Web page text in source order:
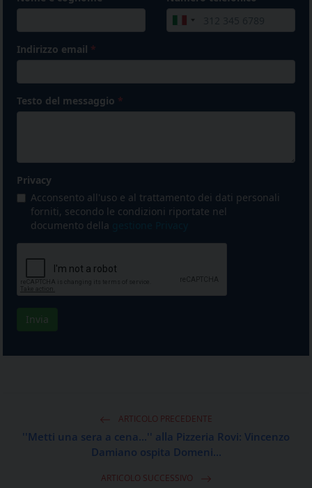
ARTICOLO PRECEDENTE
''Metti una sera a cena...'' alla Pizzeria Rovi: Vincenzo
Damiano ospita Domeni...
ARTICOLO SUCCESSIVO